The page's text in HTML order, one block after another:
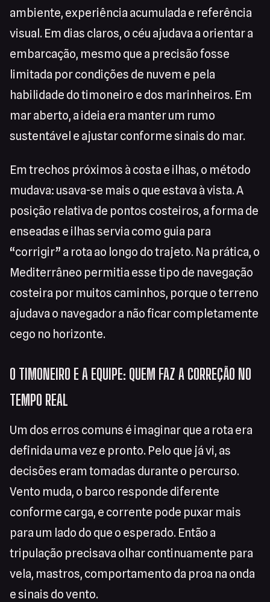
ambiente, experiência acumulada e referência
visual. Em dias claros, o céu ajudava a orientar a
embarcação, mesmo que a precisão fosse
limitada por condições de nuvem e pela
habilidade do timoneiro e dos marinheiros. Em
mar aberto, a ideia era manter um rumo
sustentável e ajustar conforme sinais do mar.
Em trechos próximos à costa e ilhas, o método
mudava: usava-se mais o que estava à vista. A
posição relativa de pontos costeiros, a forma de
enseadas e ilhas servia como guia para
“corrigir” a rota ao longo do trajeto. Na prática, o
Mediterrâneo permitia esse tipo de navegação
costeira por muitos caminhos, porque o terreno
ajudava o navegador a não ficar completamente
cego no horizonte.
O TIMONEIRO E A EQUIPE: QUEM FAZ A CORREÇÃO NO
TEMPO REAL
Um dos erros comuns é imaginar que a rota era
definida uma vez e pronto. Pelo que já vi, as
decisões eram tomadas durante o percurso.
Vento muda, o barco responde diferente
conforme carga, e corrente pode puxar mais
para um lado do que o esperado. Então a
tripulação precisava olhar continuamente para
vela, mastros, comportamento da proa na onda
e sinais do vento.